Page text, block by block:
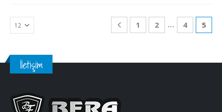
1 2 … 4 5
İletişim